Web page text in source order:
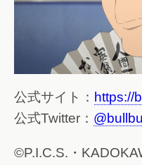
公式サイト： https://
公式Twitter：
©P.I.C.S.・